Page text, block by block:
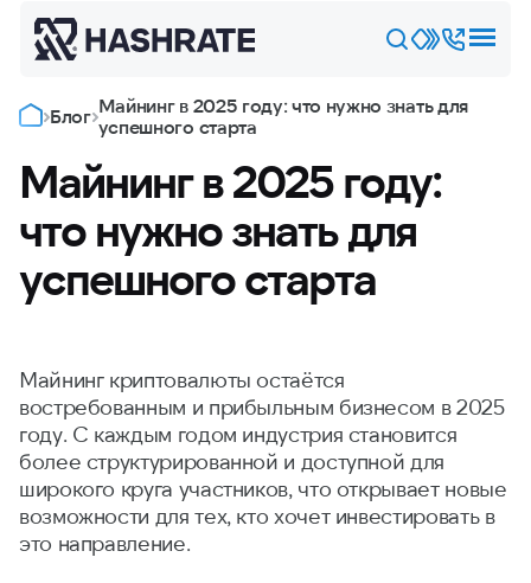
Блог Майнинг в 2025 году: что нужно знать для
успешного старта
Майнинг в 2025 году:
что нужно знать для
успешного старта
Майнинг криптовалюты остаётся
востребованным и прибыльным бизнесом в 2025
году. С каждым годом индустрия становится
более структурированной и доступной для
широкого круга участников, что открывает новые
возможности для тех, кто хочет инвестировать в
это направление.